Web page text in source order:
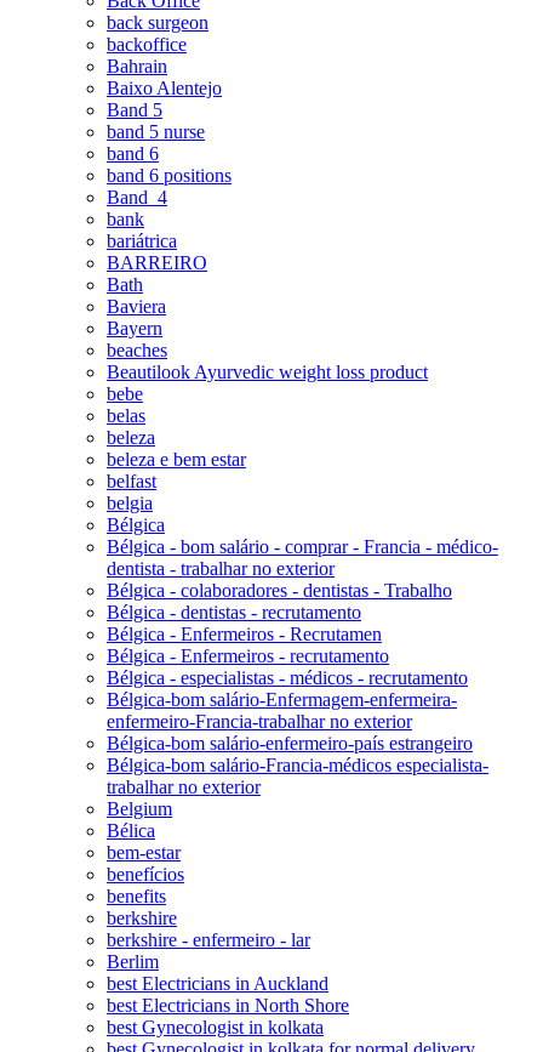
back surgeon
backoffice
Bahrain
Baixo Alentejo
Band 5
band 5 nurse
band 6
band 6 positions
Band_4
bank
bariátrica
BARREIRO
Bath
Baviera
Bayern
beaches
Beautilook Ayurvedic weight loss product
bebe
belas
beleza
beleza e bem estar
belfast
belgia
Bélgica
Bélgica - bom salário - comprar - Francia - médico-
dentista - trabalhar no exterior
Bélgica - colaboradores - dentistas - Trabalho
Bélgica - dentistas - recrutamento
Bélgica - Enfermeiros - Recrutamen
Bélgica - Enfermeiros - recrutamento
Bélgica - especialistas - médicos - recrutamento
Bélgica-bom salário-Enfermagem-enfermeira-
enfermeiro-Francia-trabalhar no exterior
Bélgica-bom salário-enfermeiro-país estrangeiro
Bélgica-bom salário-Francia-médicos especialista-
trabalhar no exterior
Belgium
Bélica
bem-estar
benefícios
benefits
berkshire
berkshire - enfermeiro - lar
Berlim
best Electricians in Auckland
best Electricians in North Shore
best Gynecologist in kolkata